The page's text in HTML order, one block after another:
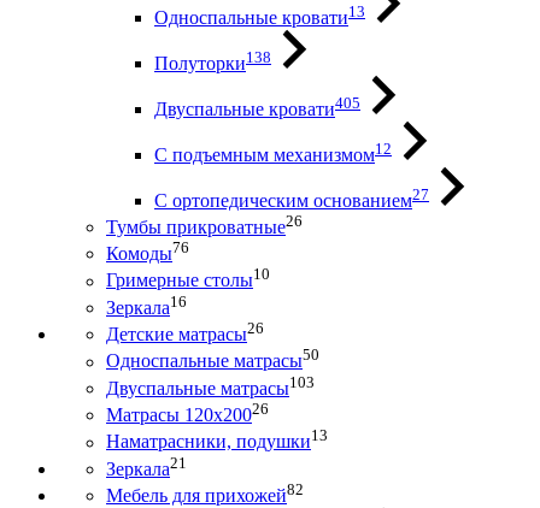
Односпальные кровати13
Полуторки138
Двуспальные кровати405
С подъемным механизмом12
С ортопедическим основанием27
Тумбы прикроватные26
Комоды76
Гримерные столы10
Зеркала16
Детские матрасы26
Односпальные матрасы50
Двуспальные матрасы103
Матрасы 120х20026
Наматрасники, подушки13
Зеркала21
Мебель для прихожей82